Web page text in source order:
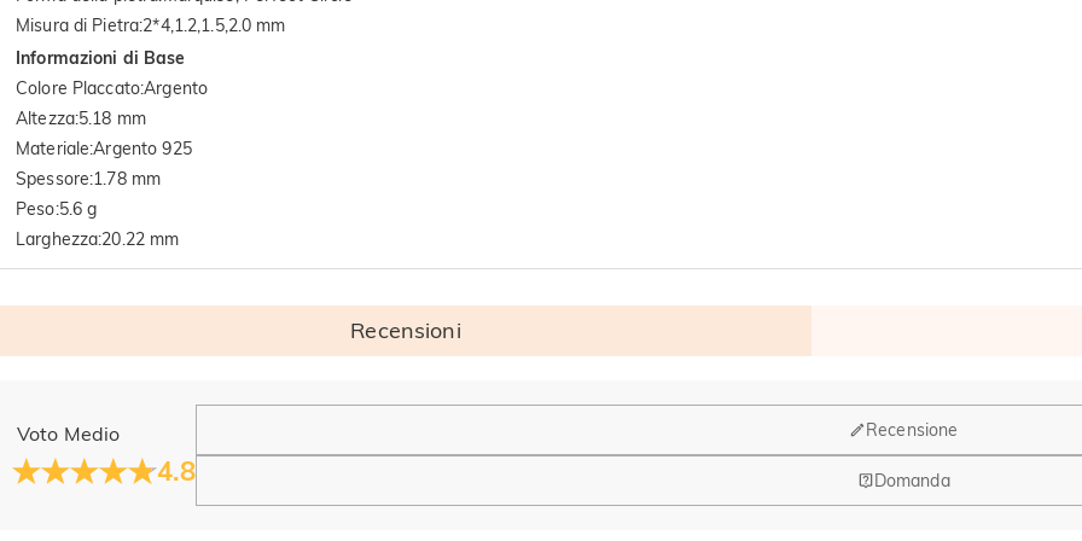
Misura di Pietra:2*4,1.2,1.5,2.0 mm
Informazioni di Base
Colore Placcato:Argento
Altezza:5.18 mm
Materiale:Argento 925
Spessore:1.78 mm
Peso:5.6 g
Larghezza:20.22 mm
Recensioni
Voto Medio
4.8
Recensione
Domanda
Generale
Dove si trova la tua azienda?
La sede principale è a Los Angeles, in California, mentre il gruppo di design e la produzione hanno la sede a Hong Kong.